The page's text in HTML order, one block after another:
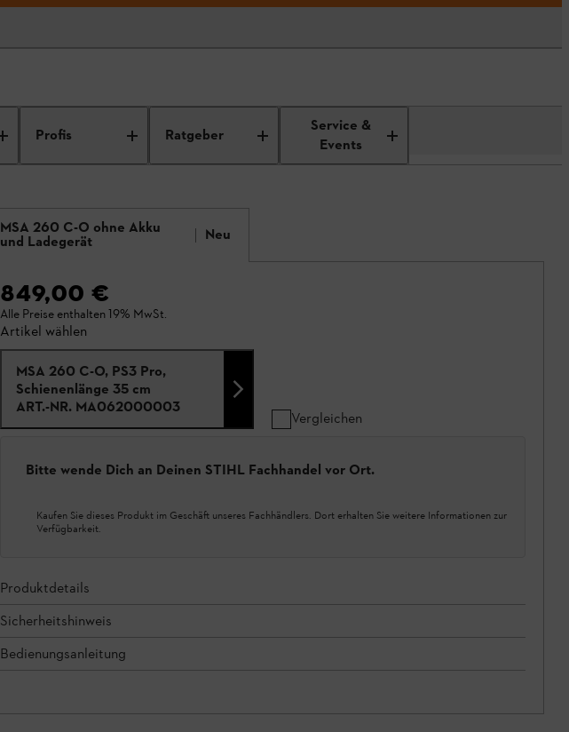
Profis Ratgeber
Service &
Events
MSA 260 C-O ohne Akku
und Ladegerät Neu
849,00 €
Alle Preise enthalten 19% MwSt.
Artikel wählen
MSA 260 C-O, PS3 Pro,
Schienenlänge 35 cm
ART.-NR. MA062000003
Vergleichen
Bitte wende Dich an Deinen STIHL Fachhandel vor Ort.
Kaufen Sie dieses Produkt im Geschäft unseres Fachhändlers. Dort erhalten Sie weitere Informationen zur
Verfügbarkeit.
Produktdetails
Sicherheitshinweis
Bedienungsanleitung